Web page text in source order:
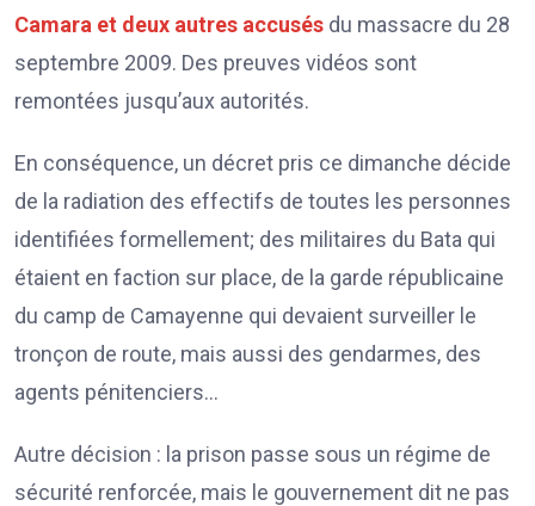
Camara et deux autres accusés du massacre du 28
septembre 2009. Des preuves vidéos sont
remontées jusqu’aux autorités.
En conséquence, un décret pris ce dimanche décide
de la radiation des effectifs de toutes les personnes
identifiées formellement; des militaires du Bata qui
étaient en faction sur place, de la garde républicaine
du camp de Camayenne qui devaient surveiller le
tronçon de route, mais aussi des gendarmes, des
agents pénitenciers…
Autre décision : la prison passe sous un régime de
sécurité renforcée, mais le gouvernement dit ne pas